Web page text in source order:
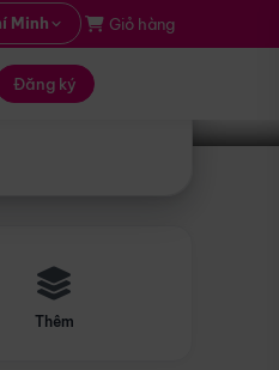
Minh Giỏ hàng
Đăng ký
Tìm tour
Thêm